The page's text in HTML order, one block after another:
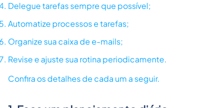
Delegue tarefas sempre que possível;
Automatize processos e tarefas;
Organize sua caixa de e-mails;
Revise e ajuste sua rotina periodicamente.
Confira os detalhes de cada um a seguir.